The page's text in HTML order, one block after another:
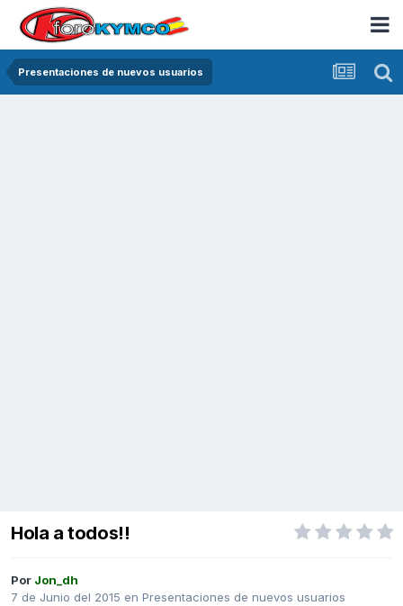
Presentaciones de nuevos usuarios
Hola a todos!!
Por Jon_dh
7 de Junio del 2015 en Presentaciones de nuevos usuarios